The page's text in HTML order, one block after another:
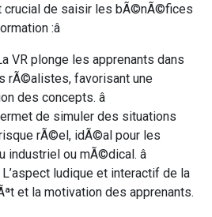
crucial de saisir les bÃ©nÃ©fices
:â
VR plonge les apprenants dans
rÃ©alistes, favorisant une
des concepts. â
de simuler des situations
rÃ©el, idÃ©al pour les
ou mÃ©dical. â
L’aspect ludique et interactif de la
et la motivation des apprenants.